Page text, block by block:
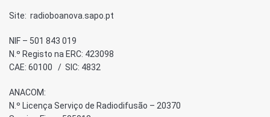
Site: radioboanova.sapo.pt
NIF – 501 843 019
N.º Registo na ERC: 423098
CAE: 60100 / SIC: 4832
ANACOM:
N.º Licença Serviço de Radiodifusão – 20370